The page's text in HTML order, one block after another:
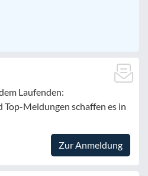
Laufenden:
Top-Meldungen schaffen es in
Zur Anmeldung